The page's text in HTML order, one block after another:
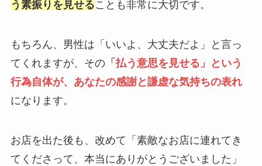
う素振りを見せることも非常に大切です。
もちろん、男性は「いいよ、大丈夫だよ」と言っ
てくれますが、その「払う意思を見せる」という
行為自体が、あなたの感謝と謙虚な気持ちの表れ
になります。
お店を出た後も、改めて「素敵なお店に連れてき
てくださって、本当にありがとうございました」